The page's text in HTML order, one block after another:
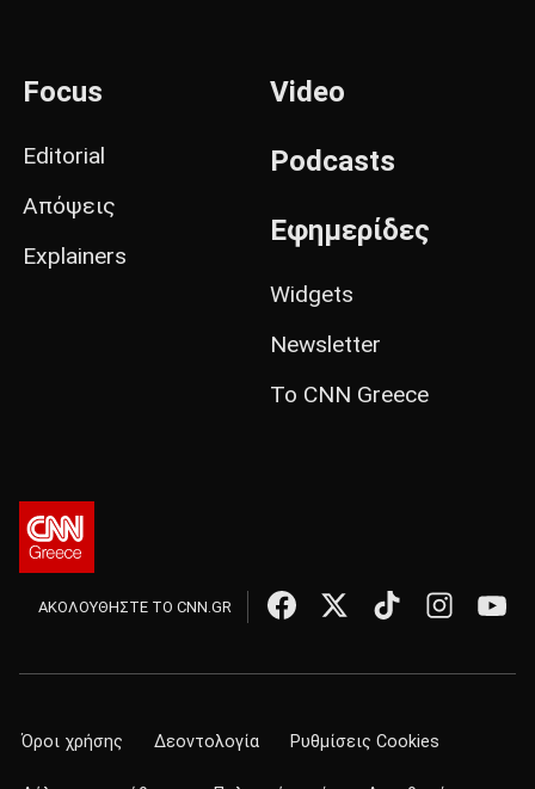
Focus
Editorial
Απόψεις
Explainers
Video
Podcasts
Εφημερίδες
Widgets
Newsletter
Το CNN Greece
ΑΚΟΛΟΥΘΗΣΤΕ ΤΟ CNN.GR
Όροι χρήσης Δεοντολογία Ρυθμίσεις Cookies